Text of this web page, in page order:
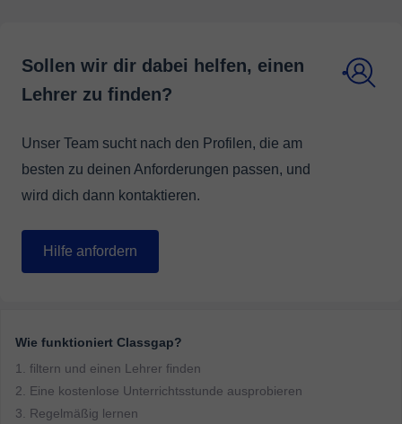
Sollen wir dir dabei helfen, einen
Lehrer zu finden?
Unser Team sucht nach den Profilen, die am
besten zu deinen Anforderungen passen, und
wird dich dann kontaktieren.
Hilfe anfordern
Wie funktioniert Classgap?
1. filtern und einen Lehrer finden
2. Eine kostenlose Unterrichtsstunde ausprobieren
3. Regelmäßig lernen